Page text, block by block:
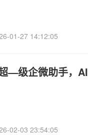
01-27 14:12:05
—级企微助手，
02-03 23:54:05